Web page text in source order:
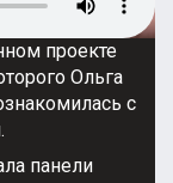
проекте
Ольга
с
панели